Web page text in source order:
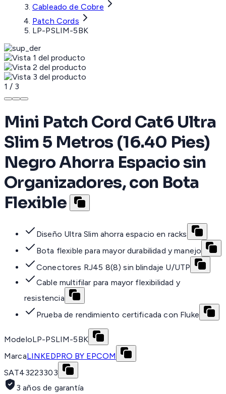
Cableado de Cobre
Patch Cords
LP-PSLIM-5BK
1 / 3
Mini Patch Cord Cat6 Ultra
Slim 5 Metros (16.40 Pies)
Negro Ahorra Espacio sin
Organizadores, con Bota
Flexible
Diseño Ultra Slim ahorra espacio en racks
Bota flexible para mayor durabilidad y manejo
Conectores RJ45 8(8) sin blindaje U/UTP
Cable multifilar para mayor flexibilidad y
resistencia
Prueba de rendimiento certificada con Fluke
ModeloLP-PSLIM-5BK
MarcaLINKEDPRO BY EPCOM
SAT43223303
3 años de garantía